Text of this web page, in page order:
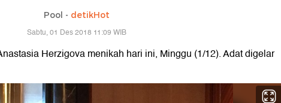
Pool - detikHot
Sabtu, 01 Des 2018 11:09 WIB
Herzigova menikah hari ini, Minggu (1/12). Adat digelar